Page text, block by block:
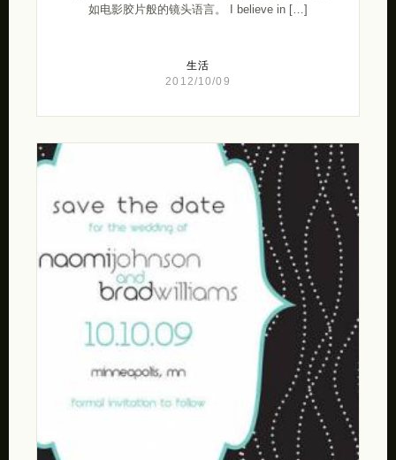
如电影胶片般的镜头语言。 I believe in […]
生活
2012/10/09